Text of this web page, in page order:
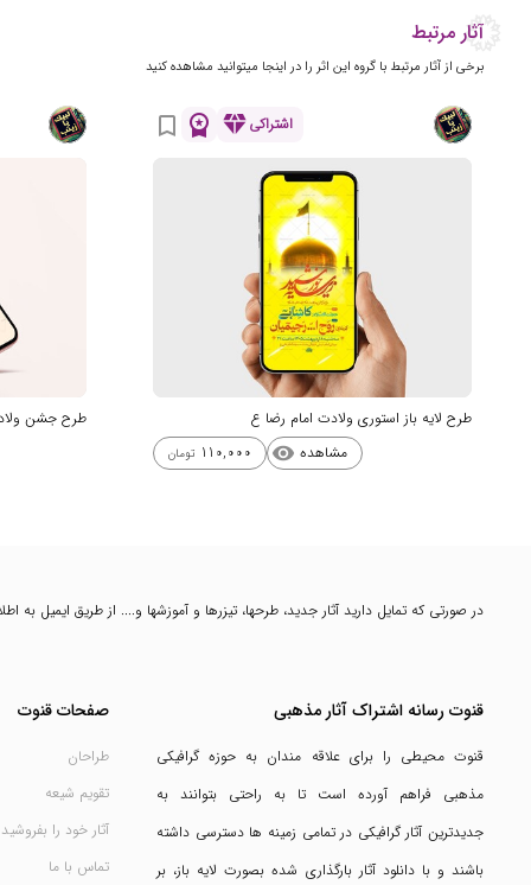
آثار مرتبط
برخی از آثار مرتبط با گروه این اثر را در اینجا میتوانید مشاهده کنید
اشتراکیdiamond
workspace_premium
bookmark_border
طرح لایه باز استوری ولادت امام رضا ع
مشاهده visibility
110,000 تومان
طرح جشن
در صورتی که تمایل دارید آثار جدید، طرحها، تیزرها و آموزشها و.... از طریق ایمیل به
قنوت رسانه اشتراک آثار مذهبی
قنوت محیطی را برای علاقه مندان به حوزه گرافیکی
مذهبی فراهم آورده است تا به راحتی بتوانند به
جدیدترین آثار گرافیکی در تمامی زمینه ها دسترسی داشته
باشند و با دانلود آثار بارگذاری شده بصورت لایه باز، بر
صفحات قنوت
طراحان
تقویم شیعه
آثار خود را بفروشید
تماس با ما